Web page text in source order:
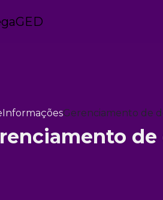
InformaçõesGerenciamento de